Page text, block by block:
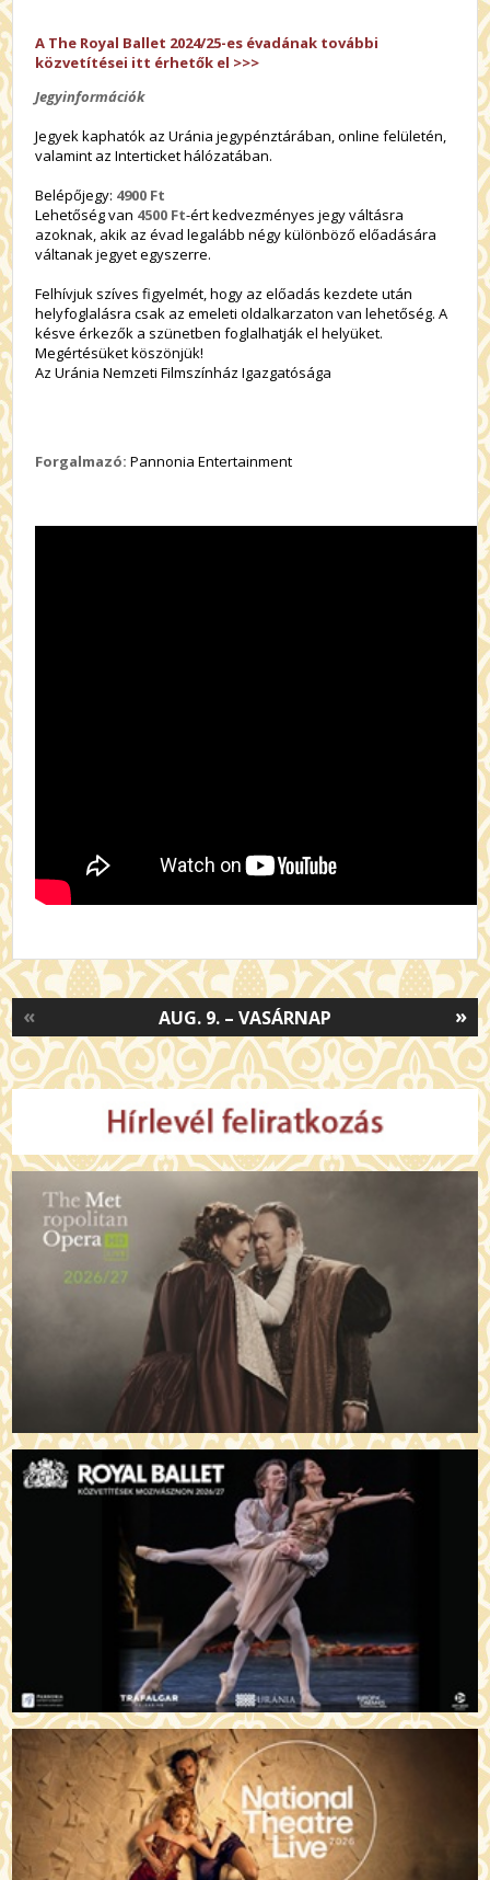
A The Royal Ballet 2024/25-es évadának további
közvetítései itt érhetők el >>>
Jegyinformációk
Jegyek kaphatók az Uránia jegypénztárában, online felületén,
valamint az Interticket hálózatában.
Belépőjegy: 4900 Ft
Lehetőség van 4500 Ft-ért kedvezményes jegy váltásra
azoknak, akik az évad legalább négy különböző előadására
váltanak jegyet egyszerre.
Felhívjuk szíves figyelmét, hogy az előadás kezdete után
helyfoglalásra csak az emeleti oldalkarzaton van lehetőség. A
késve érkezők a szünetben foglalhatják el helyüket.
Megértésüket köszönjük!
Az Uránia Nemzeti Filmszínház Igazgatósága
Forgalmazó: Pannonia Entertainment
»
AUG. 9. – VASÁRNAP
«